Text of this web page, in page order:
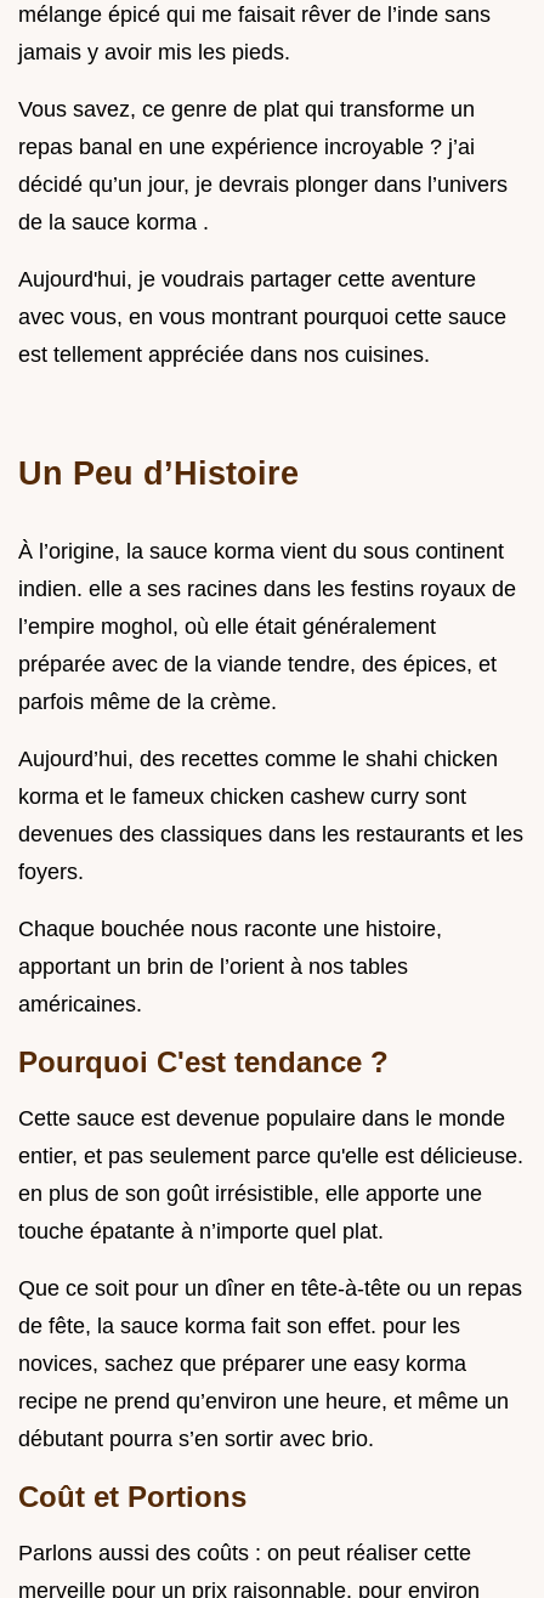
mélange épicé qui me faisait rêver de l’inde sans
jamais y avoir mis les pieds.
Vous savez, ce genre de plat qui transforme un
repas banal en une expérience incroyable ? j’ai
décidé qu’un jour, je devrais plonger dans l’univers
de la sauce korma .
Aujourd'hui, je voudrais partager cette aventure
avec vous, en vous montrant pourquoi cette sauce
est tellement appréciée dans nos cuisines.
Un Peu d’Histoire
À l’origine, la sauce korma vient du sous continent
indien. elle a ses racines dans les festins royaux de
l’empire moghol, où elle était généralement
préparée avec de la viande tendre, des épices, et
parfois même de la crème.
Aujourd’hui, des recettes comme le shahi chicken
korma et le fameux chicken cashew curry sont
devenues des classiques dans les restaurants et les
foyers.
Chaque bouchée nous raconte une histoire,
apportant un brin de l’orient à nos tables
américaines.
Pourquoi C'est tendance ?
Cette sauce est devenue populaire dans le monde
entier, et pas seulement parce qu'elle est délicieuse.
en plus de son goût irrésistible, elle apporte une
touche épatante à n’importe quel plat.
Que ce soit pour un dîner en tête-à-tête ou un repas
de fête, la sauce korma fait son effet. pour les
novices, sachez que préparer une easy korma
recipe ne prend qu’environ une heure, et même un
débutant pourra s’en sortir avec brio.
Coût et Portions
Parlons aussi des coûts : on peut réaliser cette
merveille pour un prix raisonnable. pour environ